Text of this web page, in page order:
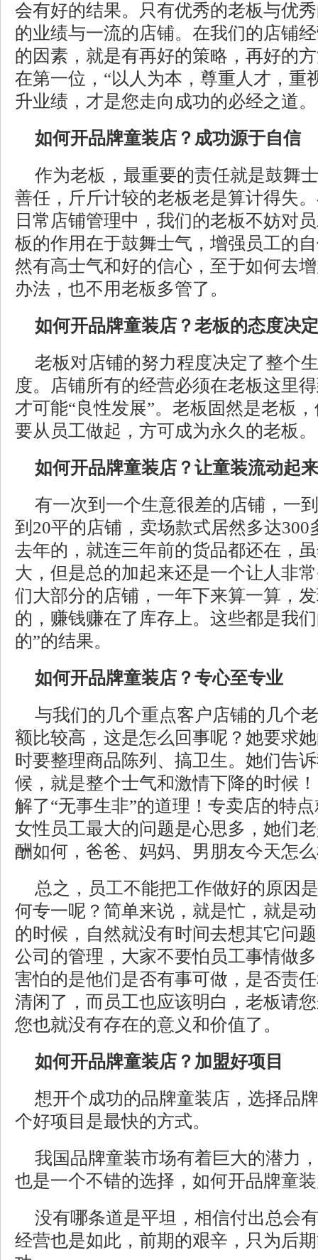
会有好的结果。只有优秀的老板与优
的业绩与一流的店铺。在我们的店铺
的因素，就是有再好的策略，再好的
在第一位，“以人为本，尊重人才，重
升业绩，才是您走向成功的必经之道。
如何开品牌童装店？成功源于自信
作为老板，最重要的责任就是鼓舞
善任，斤斤计较的老板老是算计得失
日常店铺管理中，我们的老板不妨对
板的作用在于鼓舞士气，增强员工的
然有高士气和好的信心，至于如何去
办法，也不用老板多管了。
如何开品牌童装店？老板的态度决
老板对店铺的努力程度决定了整个
度。店铺所有的经营必须在老板这里
才可能“良性发展”。老板固然是老板
要从员工做起，方可成为永久的老板。
如何开品牌童装店？让童装流动起来
有一次到一个生意很差的店铺，一
到20平的店铺，卖场款式居然多达300
去年的，就连三年前的货品都还在，
大，但是总的加起来还是一个让人非
们大部分的店铺，一年下来算一算，
的，赚钱赚在了库存上。这些都是我
的”的结果。
如何开品牌童装店？专心至专业
与我们的几个重点客户店铺的几个
额比较高，这是怎么回事呢？她要求
时要整理商品陈列、搞卫生。她们告
候，就是整个士气和激情下降的时候
解了“无事生非”的道理！专卖店的特
女性员工最大的问题是心思多，她们
酬如何，爸爸、妈妈、男朋友今天怎
总之，员工不能把工作做好的原因
何专一呢？简单来说，就是忙，就是
的时候，自然就没有时间去想其它问
公司的管理，大家不要怕员工事情做
害怕的是他们是否有事可做，是否责
清闲了，而员工也应该明白，老板请
您也就没有存在的意义和价值了。
如何开品牌童装店？加盟好项目
想开个成功的品牌童装店，选择品
个好项目是最快的方式。
我国品牌童装市场有着巨大的潜力
也是一个不错的选择，如何开品牌童
没有哪条道是平坦，相信付出总会
经营也是如此，前期的艰辛，只为后